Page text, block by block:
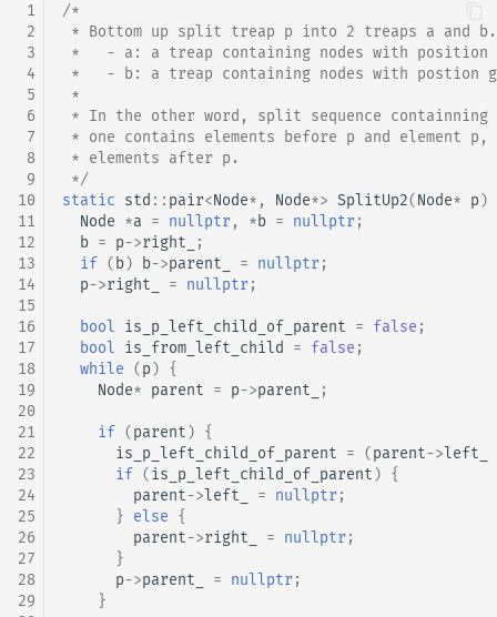
1
2
3
4
5
6
7
8
9
10
11
12
13
14
15
16
17
18
19
20
21
22
23
24
25
26
27
28
29
/*
* Bottom up split treap p into 2 treaps a and b.
*   - a: a treap containing nodes with
*   - b: a treap containing nodes with postion
*
* In the other word, split sequence
* one contains elements before p and element p,
* elements after p.
*/
static std :: pair<Node* , Node*> SplitUp2(Node* p)
Node *a = nullptr, *b = nullptr;
b = p->right_
;
if ( b) b->parent_ = nullptr;
p->right_ = nullptr;
bool is_p_left_child_of_parent = false ;
bool is_from_left_child = false ;
while (p) {
Node* parent = p->parent_ ;
if (parent) {
is_p_left_child_of_parent = (parent->left_
if (is_p_left_child_of_parent) {
parent->left_ = nullptr;
} else {
parent->right_ = nullptr;
}
p->parent_ = nullptr;
}